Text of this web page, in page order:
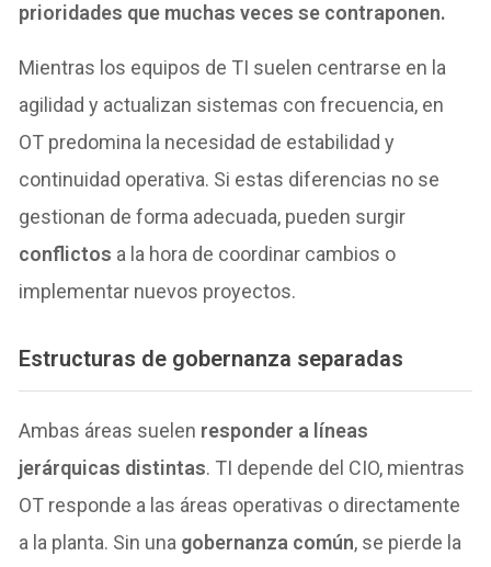
prioridades que muchas veces se contraponen.
Mientras los equipos de TI suelen centrarse en la
agilidad y actualizan sistemas con frecuencia, en
OT predomina la necesidad de estabilidad y
continuidad operativa. Si estas diferencias no se
gestionan de forma adecuada, pueden surgir
conflictos a la hora de coordinar cambios o
implementar nuevos proyectos.
Estructuras de gobernanza separadas
Ambas áreas suelen responder a líneas
jerárquicas distintas. TI depende del CIO, mientras
OT responde a las áreas operativas o directamente
a la planta. Sin una gobernanza común, se pierde la